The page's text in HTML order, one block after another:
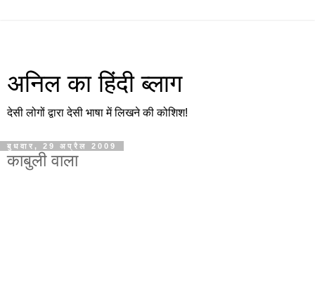
अनिल का हिंदी ब्लाग
देसी लोगों द्वारा देसी भाषा में लिखने की कोशिश!
बुधवार, 29 अप्रैल 2009
काबुली वाला